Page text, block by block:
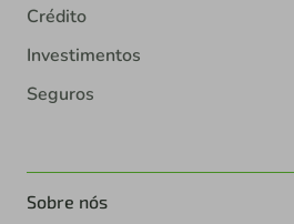
Crédito
Investimentos
Seguros
Sobre nós